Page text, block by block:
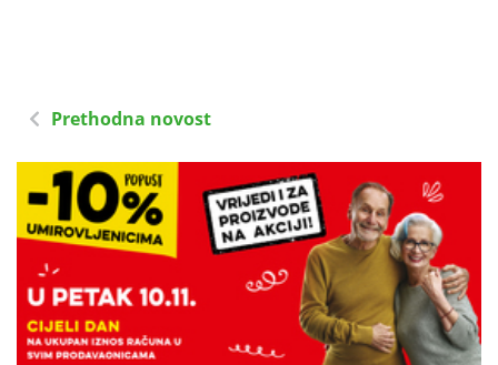
Prethodna novost